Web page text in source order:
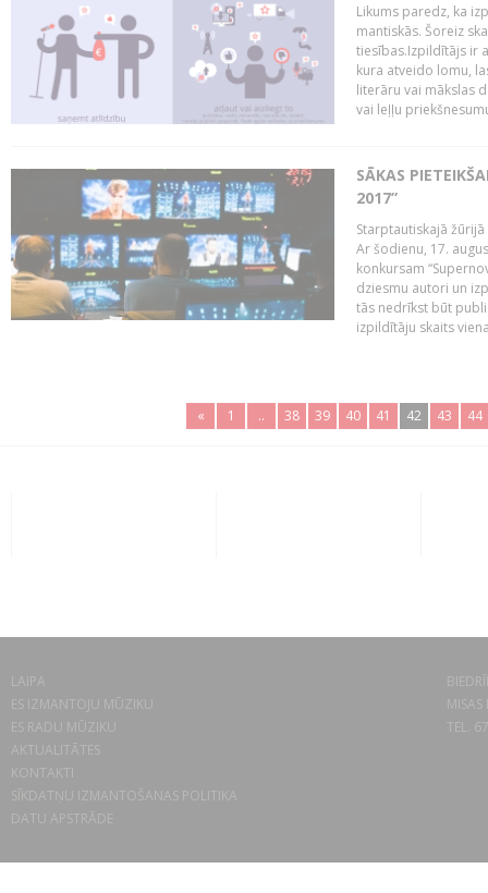
Likums paredz, ka
mantiskās. Šoreiz
tiesības.Izpildītājs ir
kura atveido lomu,
literāru vai mākslas
vai leļļu
SĀKAS
2017”
Starptautiskajā
Ar šodienu, 17.
konkursam
dziesmu autori un
tās nedrīkst būt
izpildītāju skaits
« 1 .. 38 39 40 41 42 43 44
LAIPA
ES IZMANTOJU MŪZIKU
ES RADU MŪZIKU
AKTUALITĀTES
KONTAKTI
SĪKDATŅU IZMANTOŠANAS POLITIKA
DATU APSTRĀDE
TEL.